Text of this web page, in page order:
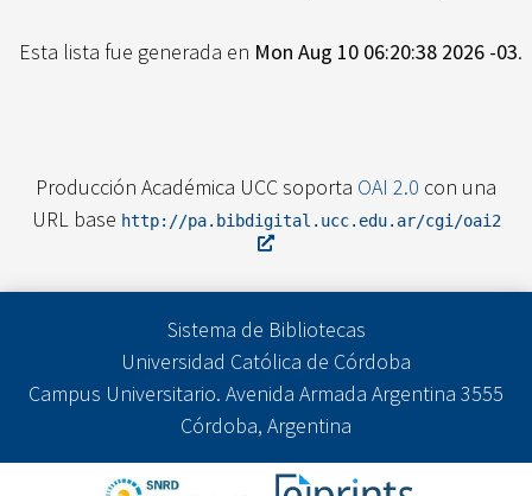
Esta lista fue generada en Mon Aug 10 06:20:38 2026 -03.
Producción Académica UCC soporta OAI 2.0 con una
URL base http://pa.bibdigital.ucc.edu.ar/cgi/oai2
Sistema de Bibliotecas
Universidad Católica de Córdoba
Campus Universitario. Avenida Armada Argentina 3555
Córdoba, Argentina